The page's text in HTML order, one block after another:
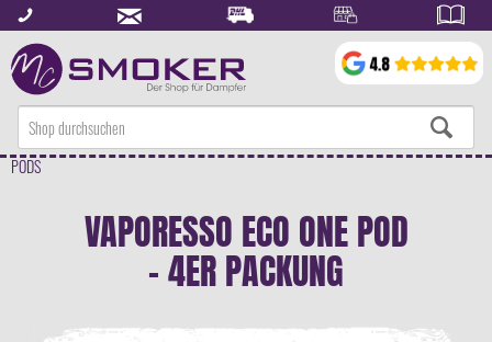
PODS
VAPORESSO ECO ONE POD
- 4ER PACKUNG